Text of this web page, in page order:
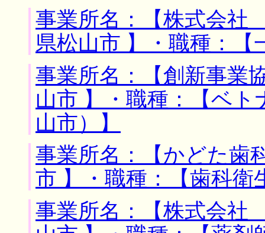
事業所名：【株式会
県松山市 】・職種：
事業所名：【創新事業
山市 】・職種：【ベ
山市）】
事業所名：【かどた歯
市 】・職種：【歯科衛
事業所名：【株式会